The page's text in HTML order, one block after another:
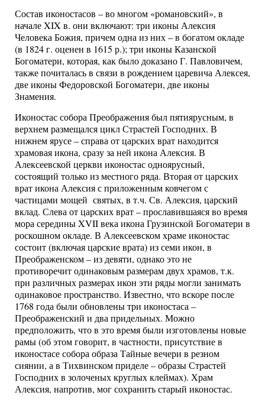
Состав иконостасов – во многом «романовский», в
начале XIX в. они включают: три иконы Алексия
Человека Божия, причем одна из них – в богатом окладе
(в 1824 г. оценен в 1615 р.); три иконы Казанской
Богоматери, которая, как было доказано Г. Павловичем,
также почиталась в связи в рождением царевича Алексея,
две иконы Федоровской Богоматери, две иконы
Знамения.
Иконостас собора Преображения был пятиярусным, в
верхнем размещался цикл Страстей Господних. В
нижнем ярусе – справа от царских врат находится
храмовая икона, сразу за ней икона Алексия. В
Алексеевской церкви иконостас одноярусный,
состоящий только из местного ряда. Вторая от царских
врат икона Алексия с приложенным ковчегом с
частицами мощей святых, в т.ч. Св. Алексия, царский
вклад. Слева от царских врат – прославившаяся во время
мора середины XVII века икона Грузинской Богоматери в
роскошном окладе. В Алексеевском храме иконостас
состоит (включая царские врата) из семи икон, в
Преображенском – из девяти, однако это не
противоречит одинаковым размерам двух храмов, т.к.
при различных размерах икон эти ряды могли занимать
одинаковое пространство. Известно, что вскоре после
1768 года были обновлены три иконостаса –
Преображенский и два придельных. Можно
предположить, что в это время были изготовлены новые
рамы (об этом говорит, в частности, присутствие в
иконостасе собора образа Тайные вечери в резном
сиянии, а в Тихвинском приделе – образы Страстей
Господних в золоченых круглых клеймах). Храм
Алексия, напротив, мог сохранить старый иконостас.